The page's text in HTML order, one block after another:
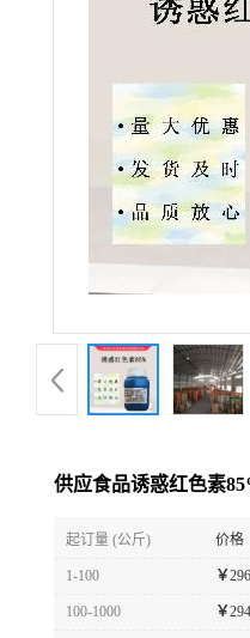
供应食品诱惑红色素
起订量 (公斤) 价格
1-100 ￥
100-1000 ￥